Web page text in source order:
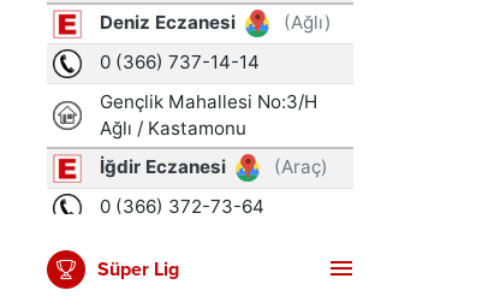
Süper Lig